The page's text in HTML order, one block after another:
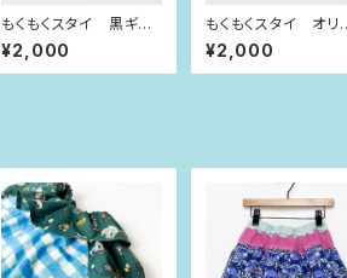
もくもくスタイ 黒ギン
ガム×インディゴブルー
水玉
¥2,000
もくもくスタイ オリ
ブグリーンチェック×大
きな水玉
¥2,000